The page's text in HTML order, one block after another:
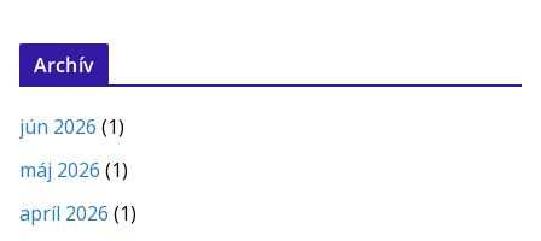
Archív
jún 2026 (1)
máj 2026 (1)
apríl 2026 (1)